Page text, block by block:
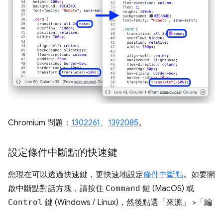
Chromium 問題： 1302261 、 1392085。
設定條件中斷點的快速鍵
您現在可以透過快速鍵，更快速地設定條件中斷點。如要開
啟中斷點對話方塊，請按住 Command 鍵 (MacOS) 或
Control 鍵 (Windows / Linux)，然後點選「來源」 >「編